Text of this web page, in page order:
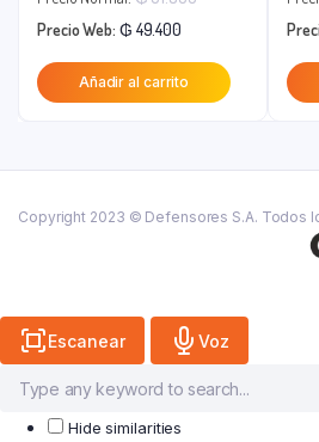
original
era:
Precio Web: ₲ 49.400
precio
actual
Añadir al carrito
Copyright 2023 © Defensores S.A. Todos
Escanear Voz
Hide similarities